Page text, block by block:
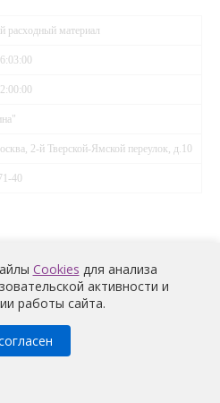
расходный материал
2-й Тверской-Ямской переулок, д.10
40
конфиденциальности
Cookies для анализа
активности и
работы сайта.